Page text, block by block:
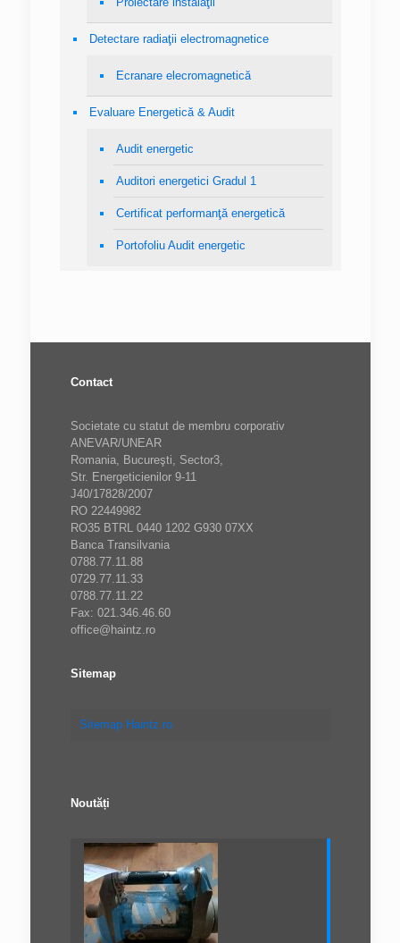
Detectare radiaţii electromagnetice
Ecranare elecromagnetică
Evaluare Energetică & Audit
Audit energetic
Auditori energetici Gradul 1
Certificat performanţă energetică
Portofoliu Audit energetic
Contact
Societate cu statut de membru corporativ
ANEVAR/UNEAR
Romania, Bucureşti, Sector3,
Str. Energeticienilor 9-11
J40/17828/2007
RO 22449982
RO35 BTRL 0440 1202 G930 07XX
Banca Transilvania
0788.77.11.88
0729.77.11.33
0788.77.11.22
Fax: 021.346.46.60
office@haintz.ro
Sitemap
Sitemap Haintz.ro
Noutăți